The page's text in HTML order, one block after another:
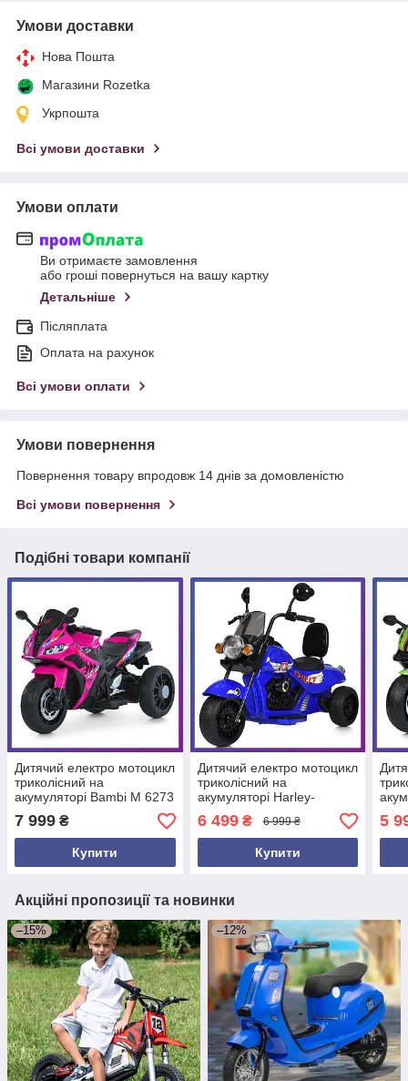
Умови доставки
Нова Пошта
Магазини Rozetka
Укрпошта
Всі умови доставки
Умови оплати
Ви отримаєте замовлення
або гроші повернуться на вашу картку
Детальніше
Післяплата
Оплата на рахунок
Всі умови оплати
Умови повернення
Повернення товару впродовж 14 днів за домовленістю
Всі умови повернення
Подібні товари компанії
Дитячий електро мотоцикл
триколісний на
акумуляторі Bambi M 6273
для дітей 2-6 років
Рожевий
7 999 ₴
Купити
Дитячий електро мотоцикл
триколісний на
акумуляторі Harley-
Davidson M 5739 для дітей
3-8 років Синій
6 499₴ 6 999 ₴
Купити
для
5
Акційні пропозиції та новинки
–15% –12%